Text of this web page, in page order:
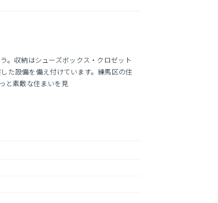
。収納はシューズボックス・クロゼット
た設備を備え付けています。練馬区の住
と素敵な住まいを見